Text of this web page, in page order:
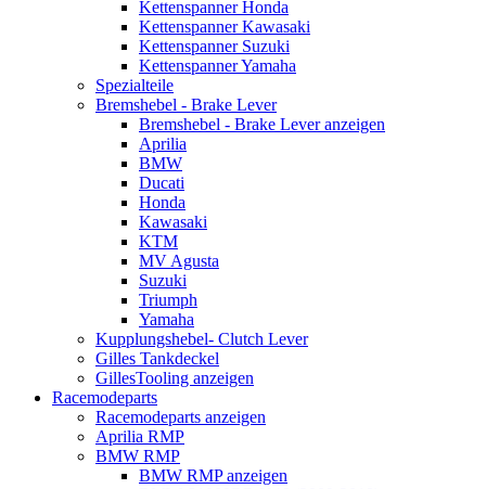
Kettenspanner Honda
Kettenspanner Kawasaki
Kettenspanner Suzuki
Kettenspanner Yamaha
Spezialteile
Bremshebel - Brake Lever
Bremshebel - Brake Lever anzeigen
Aprilia
BMW
Ducati
Honda
Kawasaki
KTM
MV Agusta
Suzuki
Triumph
Yamaha
Kupplungshebel- Clutch Lever
Gilles Tankdeckel
GillesTooling anzeigen
Racemodeparts
Racemodeparts anzeigen
Aprilia RMP
BMW RMP
BMW RMP anzeigen